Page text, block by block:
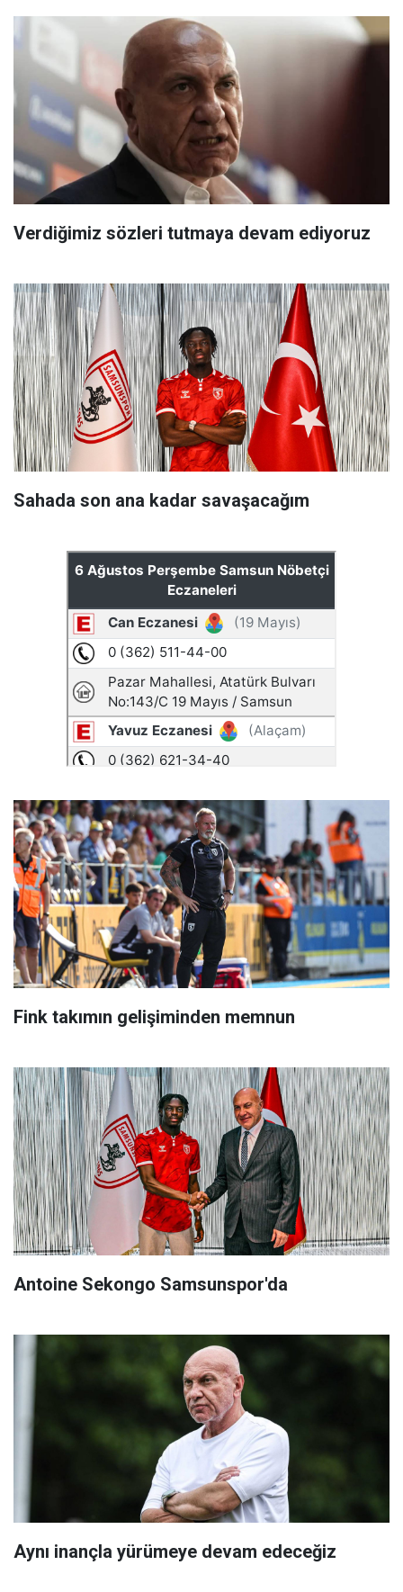
Verdiğimiz sözleri tutmaya devam ediyoruz
Sahada son ana kadar savaşacağım
Fink takımın gelişiminden memnun
Antoine Sekongo Samsunspor'da
Aynı inançla yürümeye devam edeceğiz